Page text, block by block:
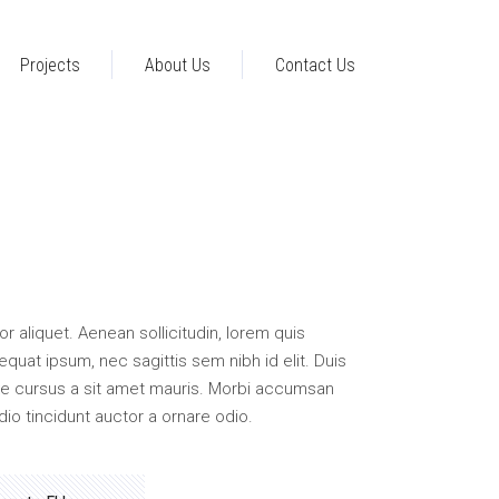
Projects About Us Contact Us
aliquet. Aenean sollicitudin, lorem quis
ipsum, nec sagittis sem nibh id elit. Duis
cursus a sit amet mauris. Morbi accumsan
tincidunt auctor a ornare odio.